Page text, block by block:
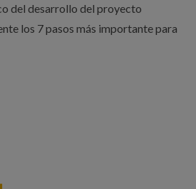
del desarrollo del proyecto
los 7 pasos más importante para